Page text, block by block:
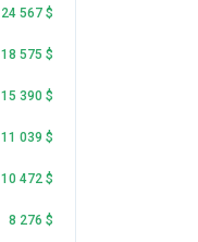
24 567 $
18 575 $
15 390 $
11 039 $
10 472 $
8 276 $